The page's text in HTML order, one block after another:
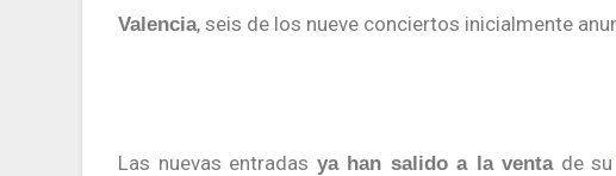
Valencia, seis de los nueve conciertos inicialmente
Las nuevas entradas ya han salido a la ventade su